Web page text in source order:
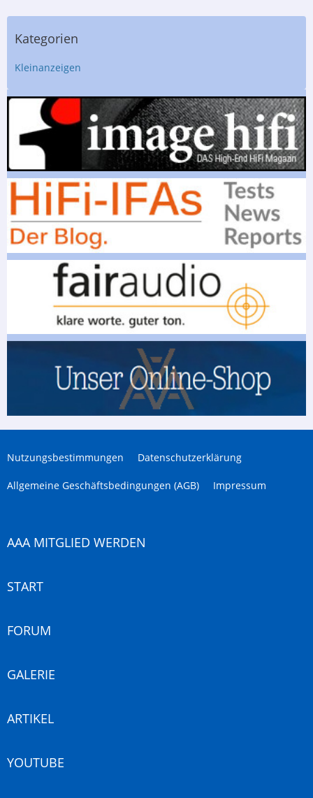
Kategorien
Kleinanzeigen
Nutzungsbestimmungen Datenschutzerklärung
Allgemeine Geschäftsbedingungen (AGB) Impressum
AAA MITGLIED WERDEN
START
FORUM
GALERIE
ARTIKEL
YOUTUBE